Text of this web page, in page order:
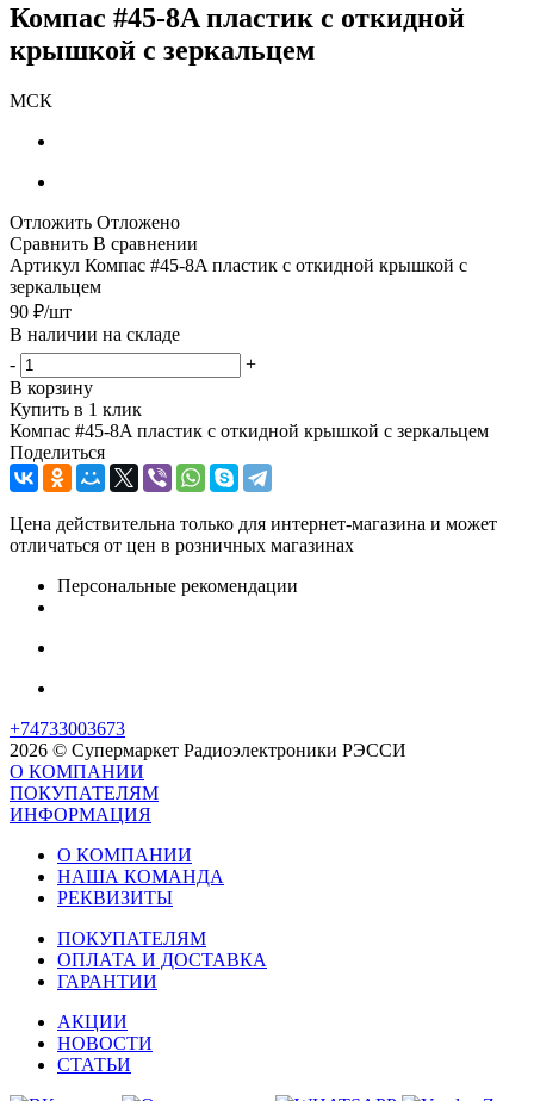
Компас #45-8A пластик с откидной
крышкой с зеркальцем
МСК
Отложить Отложено
Сравнить В сравнении
Артикул Компас #45-8A пластик с откидной крышкой с
зеркальцем
90 ₽/шт
В наличии на складе
-
+
В корзину
Купить в 1 клик
Компас #45-8A пластик с откидной крышкой с зеркальцем
Поделиться
Цена действительна только для интернет-магазина и может
отличаться от цен в розничных магазинах
Персональные рекомендации
+74733003673
2026 © Супермаркет Радиоэлектроники РЭССИ
О КОМПАНИИ
ПОКУПАТЕЛЯМ
ИНФОРМАЦИЯ
О КОМПАНИИ
НАША КОМАНДА
РЕКВИЗИТЫ
ПОКУПАТЕЛЯМ
ОПЛАТА И ДОСТАВКА
ГАРАНТИИ
АКЦИИ
НОВОСТИ
СТАТЬИ